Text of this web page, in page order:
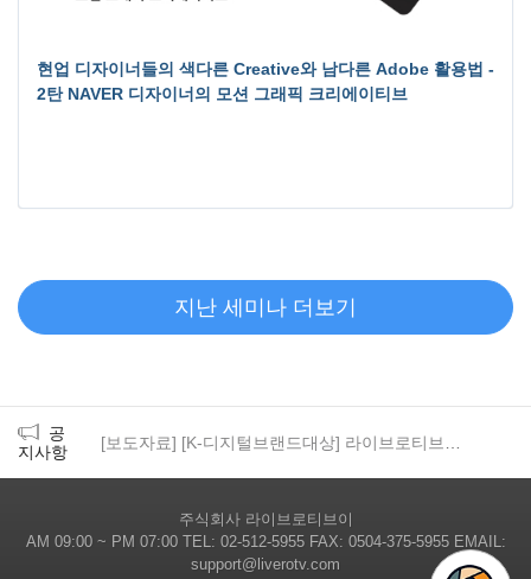
현업 디자이너들의 색다른 Creative와 남다른 Adobe 활용법 -
2탄 NAVER 디자이너의 모션 그래픽 크리에이티브
지난 세미나 더보기
공
지사항
주식회사 라이브로티브이
AM 09:00 ~ PM 07:00 TEL: 02-512-5955 FAX: 0504-375-5955 EMAIL:
support@liverotv.com